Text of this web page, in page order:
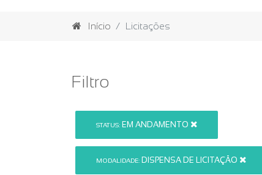
Início Licitações
Filtro
STATUS: EM ANDAMENTO
MODALIDADE: DISPENSA DE LICITAÇÃO